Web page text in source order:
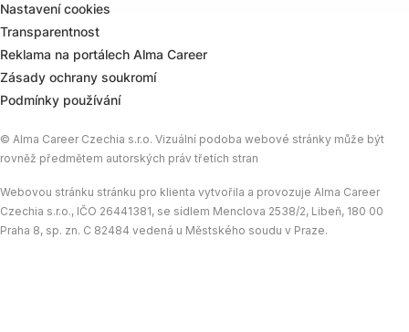
Nastavení cookies
Transparentnost
Reklama na portálech Alma Career
Zásady ochrany soukromí
Podmínky používání
© Alma Career Czechia s.r.o. Vizuální podoba webové stránky může být
rovněž předmětem autorských práv třetích stran
Webovou stránku stránku pro klienta vytvořila a provozuje Alma Career
Czechia s.r.o., IČO 26441381, se sídlem Menclova 2538/2, Libeň, 180 00
Praha 8, sp. zn. C 82484 vedená u Městského soudu v Praze.